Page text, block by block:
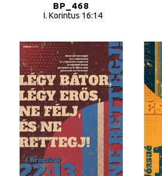
BP_468
I. Korintus 16:14